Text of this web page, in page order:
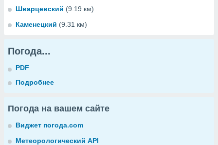
Шварцевский (9.19 км)
Каменецкий (9.31 км)
Погода...
PDF
Подробнее
Погода на вашем сайте
Виджет погода.com
Метеорологический API